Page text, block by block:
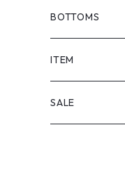
BOTTOMS
SHORTS
PANTS
ITEM
SALE